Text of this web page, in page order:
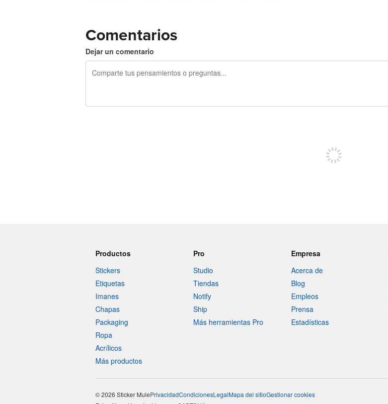
Comentarios
Dejar un comentario
Productos
Stickers
Etiquetas
Imanes
Chapas
Packaging
Ropa
Acrílicos
Más productos
Pro
Studio
Tiendas
Notify
Ship
Más herramientas Pro
Empresa
Acerca de
Blog
Empleos
Prensa
Estadísticas
© 2026 Sticker MulePrivacidadCondicionesLegalMapa del sitioGestionar cookies